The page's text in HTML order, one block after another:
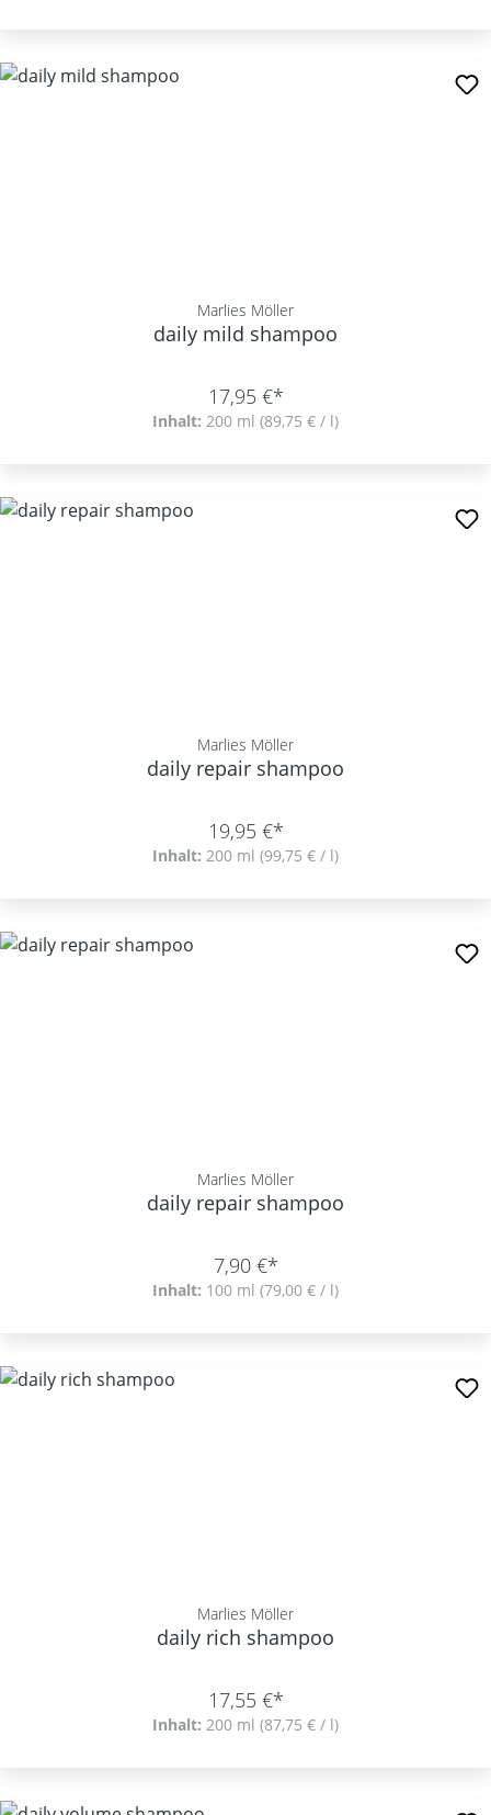
Marlies Möller
daily mild shampoo
17,95 €*
Inhalt: 200 ml (89,75 € / l)
Marlies Möller
daily repair shampoo
19,95 €*
Inhalt: 200 ml (99,75 € / l)
Marlies Möller
daily repair shampoo
7,90 €*
Inhalt: 100 ml (79,00 € / l)
Marlies Möller
daily rich shampoo
17,55 €*
Inhalt: 200 ml (87,75 € / l)